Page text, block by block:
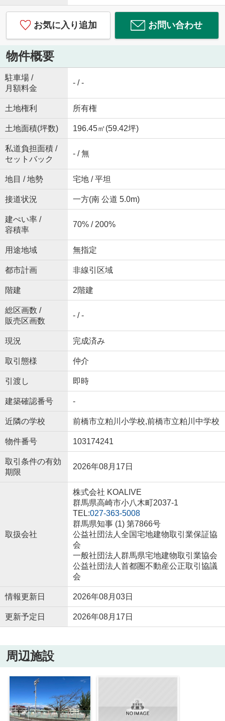
お気に入り追加 お問い合わせ
物件概要
駐車場 /
月額料金
- / -
土地権利 所有権
土地面積(坪数) 196.45㎡(59.42坪)
私道負担面積 /
セットバック
- / 無
地目 / 地勢 宅地 / 平坦
接道状況 一方(南 公道 5.0m)
建ぺい率 /
容積率
70% / 200%
用途地域 無指定
都市計画 非線引区域
階建 2階建
総区画数 /
販売区画数
- / -
現況 完成済み
取引態様 仲介
引渡し 即時
建築確認番号 -
近隣の学校 前橋市立粕川小学校,前橋市立粕川中学校
物件番号 103174241
取引条件の有効
期限
2026年08月17日
取扱会社
株式会社 KOALIVE
群馬県高崎市小八木町2037-1
TEL:027-363-5008
群馬県知事 (1) 第7866号
公益社団法人全国宅地建物取引業保証協
会
一般社団法人群馬県宅地建物取引業協会
公益社団法人首都圏不動産公正取引協議
会
情報更新日 2026年08月03日
更新予定日 2026年08月17日
周辺施設